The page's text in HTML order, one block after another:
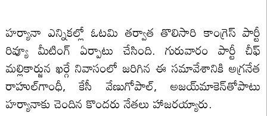
హర్యానా ఎన్నికల్లో ఓటమి తర్వాత తొలిసారి కాంగ్రెస్ పార్టీ
రివ్యూ మీటింగ్ ఏర్పాటు చేసింది. గురువారం పార్టీ చీఫ్
మల్లికార్జున ఖర్గే నివాసంలో జరిగిన ఈ సమావేశానికి అగ్రనేత
రాహుల్‌గాంధీ, కేసీ వేణుగోపాల్, అజయ్‌మాకెన్‌తోపాటు
హర్యానాకు చెందిన కొందరు నేతలు హాజరయ్యారు.